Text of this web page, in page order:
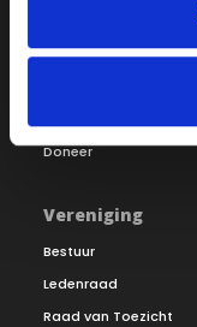
Onze missie
Doneer
Vereniging
Bestuur
Ledenraad
Raad van Toezicht